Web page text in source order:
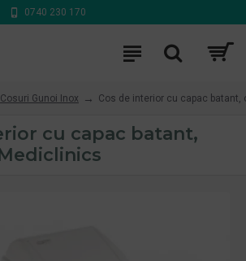
0740 230 170
Cosuri Gunoi Inox Cos de interior cu capac batant,
cu capac batant,